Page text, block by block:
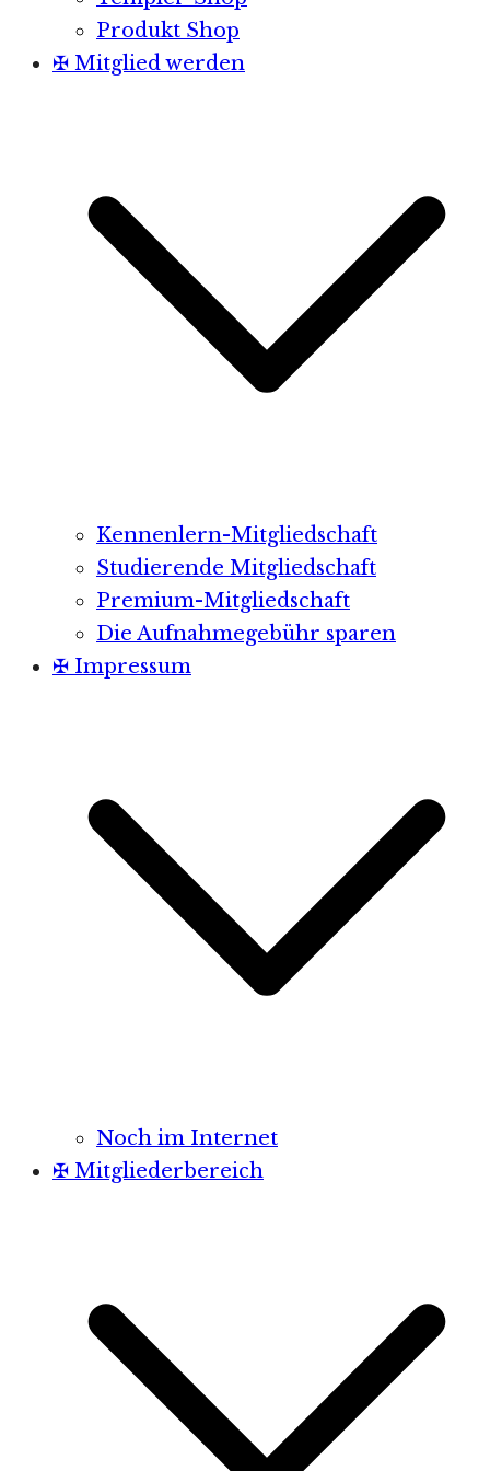
Produkt Shop
✠ Mitglied werden
Kennenlern-Mitgliedschaft
Studierende Mitgliedschaft
Premium-Mitgliedschaft
Die Aufnahmegebühr sparen
✠ Impressum
Noch im Internet
✠ Mitgliederbereich